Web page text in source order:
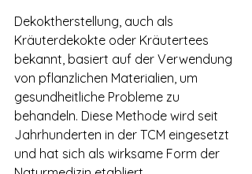
Dekoktherstellung, auch als
Kräuterdekokte oder Kräutertees
bekannt, basiert auf der Verwendung
von pflanzlichen Materialien, um
gesundheitliche Probleme zu
behandeln. Diese Methode wird seit
Jahrhunderten in der TCM eingesetzt
und hat sich als wirksame Form der